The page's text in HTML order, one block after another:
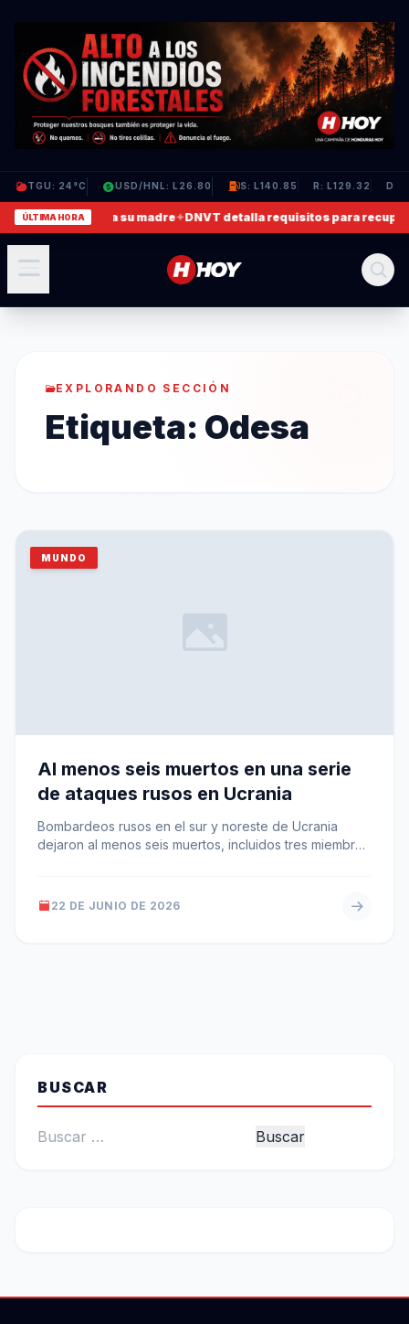
TGU: 24°C USD/HNL: L26.80 S: L140.85 R: L129.32 D:
ÚLTIMA HORA
en que agrede a su madre✦DNVT detalla requisitos para
EXPLORANDO SECCIÓN
Etiqueta: Odesa
MUNDO
Al menos seis muertos en una serie
de ataques rusos en Ucrania
Bombardeos rusos en el sur y noreste de Ucrania
dejaron al menos seis muertos, incluidos tres miembros
22 DE JUNIO DE 2026
BUSCAR
Buscar: